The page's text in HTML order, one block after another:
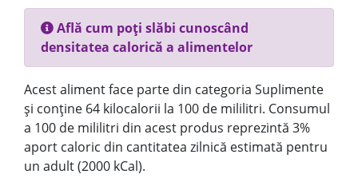
Află cum poți slăbi cunoscând
densitatea calorică a alimentelor
Acest aliment face parte din categoria Suplimente
și conține 64 kilocalorii la 100 de mililitri. Consumul
a 100 de mililitri din acest produs reprezintă 3%
aport caloric din cantitatea zilnică estimată pentru
un adult (2000 kCal).